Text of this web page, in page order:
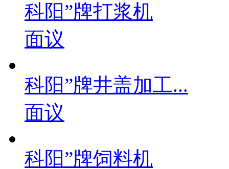
科阳”牌打浆机
面议
科阳”牌井盖加工...
面议
科阳”牌饲料机